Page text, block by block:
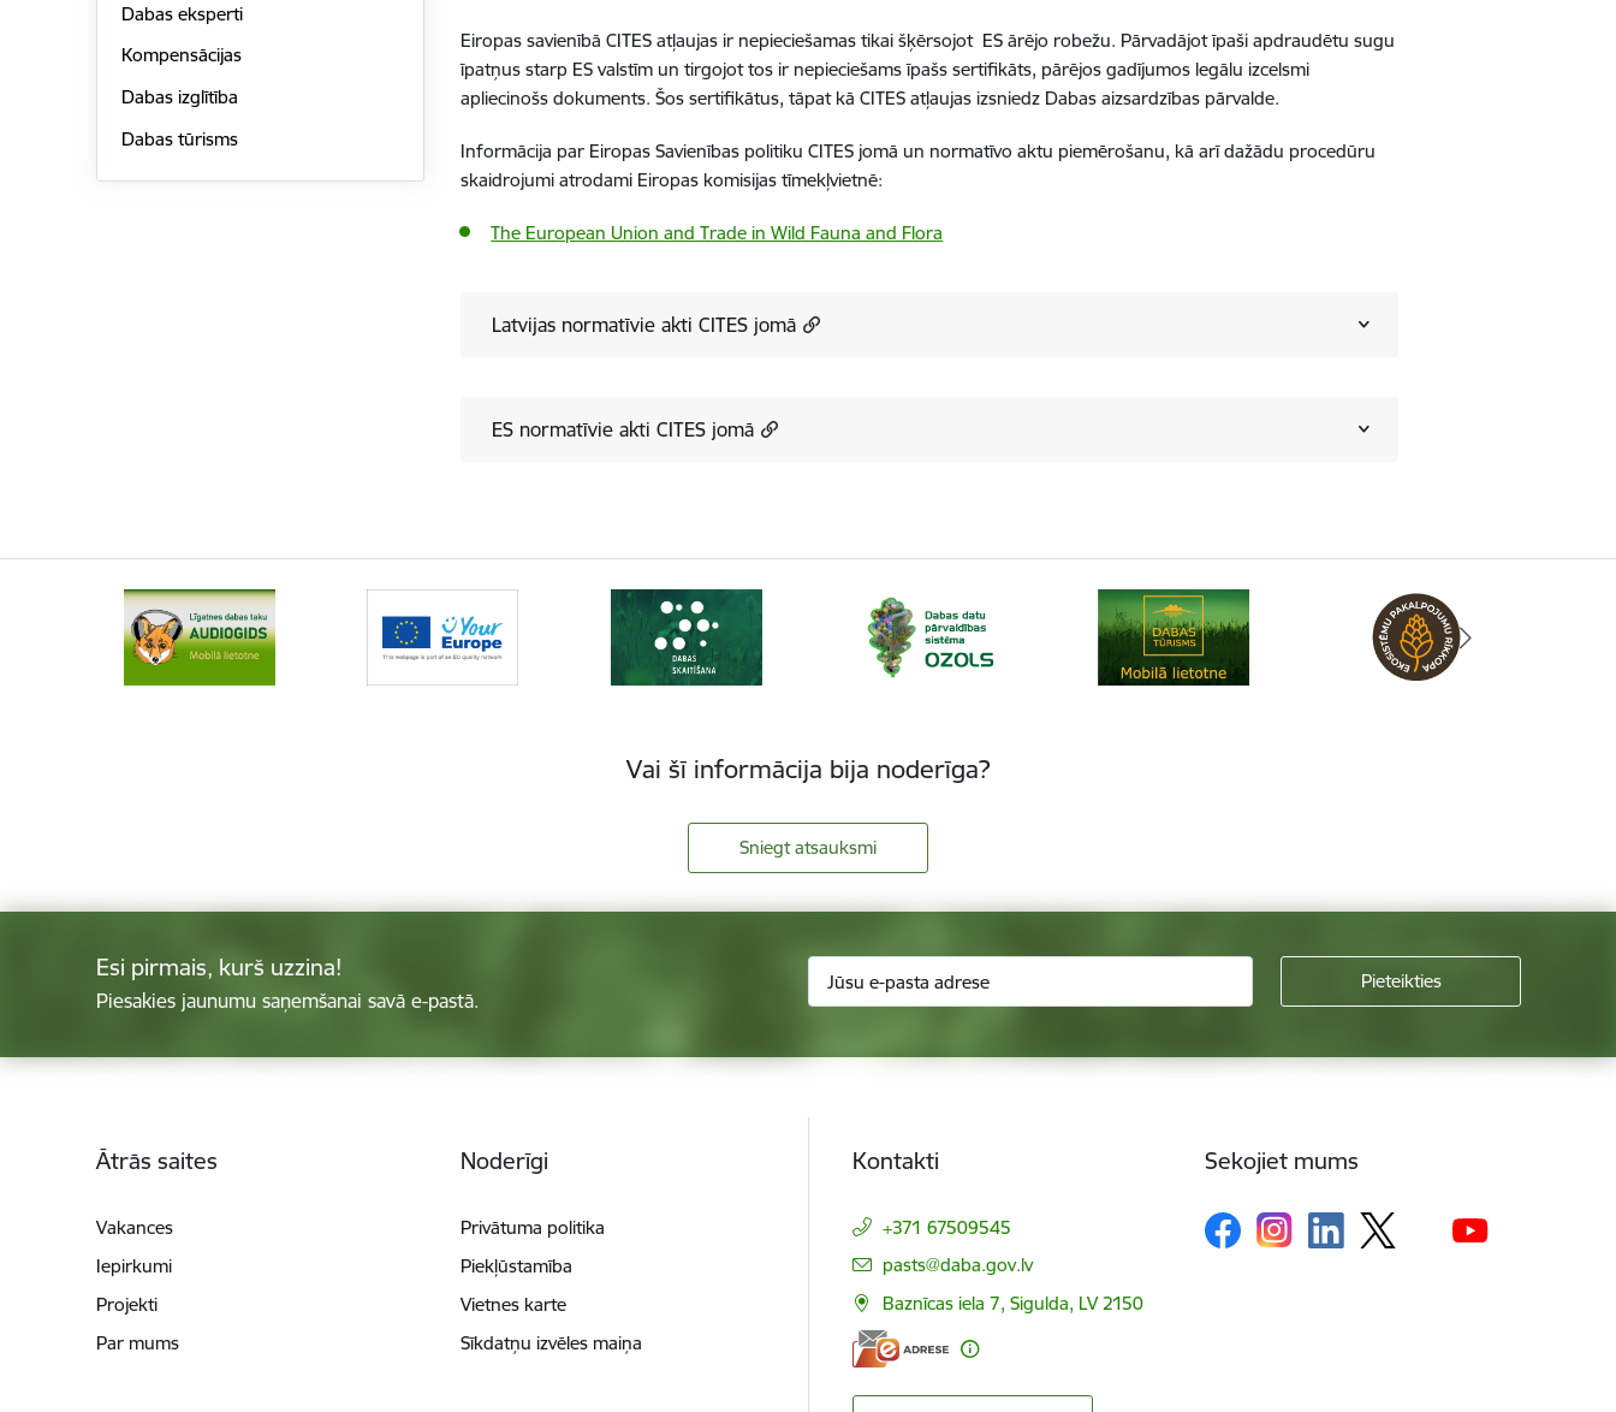
Dabas eksperti
Kompensācijas
Dabas izglītība
Dabas tūrisms
Eiropas savienībā CITES atļaujas ir nepieciešamas tikai šķērsojot ES ārējo robežu. Pārvadājot īpaši apdraudētu sugu
īpatņus starp ES valstīm un tirgojot tos ir nepieciešams īpašs sertifikāts, pārējos gadījumos legālu izcelsmi
apliecinošs dokuments. Šos sertifikātus, tāpat kā CITES atļaujas izsniedz Dabas aizsardzības pārvalde.
Informācija par Eiropas Savienības politiku CITES jomā un normatīvo aktu piemērošanu, kā arī dažādu procedūru
skaidrojumi atrodami Eiropas komisijas tīmekļvietnē:
The European Union and Trade in Wild Fauna and Flora
Latvijas normatīvie akti CITES jomā
ES normatīvie akti CITES jomā
Vai šī informācija bija noderīga?
Sniegt atsauksmi
Esi pirmais, kurš uzzina!
Piesakies jaunumu saņemšanai savā e-pastā.
Ātrās saites
Vakances
Iepirkumi
Projekti
Par mums
Noderīgi
Privātuma politika
Piekļūstamība
Vietnes karte
Sīkdatņu izvēles maiņa
Kontakti
+371 67509545
E-pasts:
pasts@daba.gov.lv
Baznīcas iela 7, Sigulda, LV 2150
Sekojiet mums